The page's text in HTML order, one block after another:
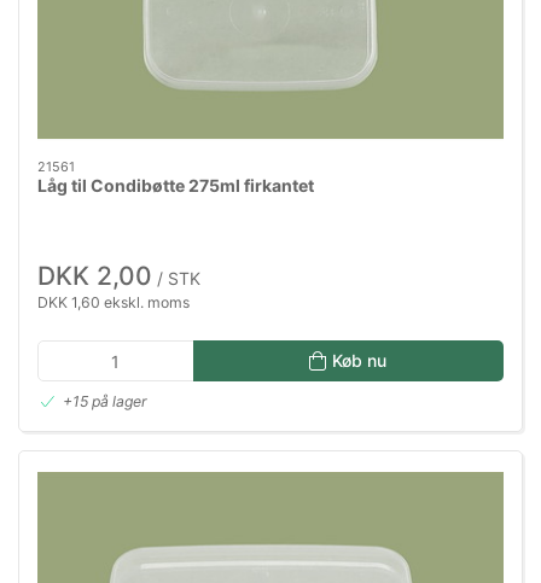
21561
Låg til Condibøtte 275ml firkantet
DKK 2,00 / STK
DKK 1,60 ekskl. moms
Køb nu
+15 på lager